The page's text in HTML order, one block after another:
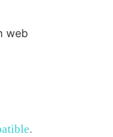
.